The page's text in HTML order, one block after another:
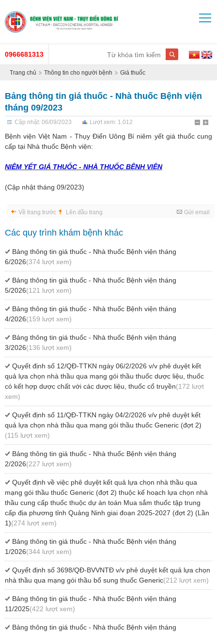
0966681313
Trang chủ Thông tin cho người bệnh Giá thuốc
Bảng thông tin giá thuốc - Nhà thuốc Bệnh viện
tháng 09/2023
Cập nhật: 06/09/2023 Lượt xem: 1.012
Bệnh viện Việt Nam - Thụy Điển Uông Bí niêm yết giá thuốc cung
cấp tại Nhà thuốc Bệnh viện:
NIÊM YẾT GIÁ THUỐC - NHÀ THUỐCBỆNH VIỆN
(Cập nhật tháng 09/2023)
Về trang trước Lên đầu trang Gửi email
Các quy trình khám bệnh khác
Bảng thông tin giá thuốc - Nhà thuốc Bệnh viện tháng
6/2026(374 lượt xem)
Bảng thông tin giá thuốc - Nhà thuốc Bệnh viện tháng
5/2026(121 lượt xem)
Bảng thông tin giá thuốc - Nhà thuốc Bệnh viện tháng
4/2026(159 lượt xem)
Bảng thông tin giá thuốc - Nhà thuốc Bệnh viện tháng
3/2026(136 lượt xem)
Quyết định số 12/QĐ-TTKN ngày 06/2/2026 v/v phê duyệt kết
quả lựa chọn nhà thầu qua mạng gói thầu thuốc dược liệu, thuốc
có kết hợp dược chất với các dược liệu, thuốc cổ truyền(172 lượt
xem)
Quyết định số 11/QĐ-TTKN ngày 04/2/2026 v/v phê duyệt kết
quả lựa chọn nhà thầu qua mạng gói thầu thuốc Generic (đợt 2)
(115 lượt xem)
Bảng thông tin giá thuốc - Nhà thuốc Bệnh viện tháng
2/2026(227 lượt xem)
Quyết định về việc phê duyệt kết quả lựa chọn nhà thầu qua
mạng gói thầu thuốc Generic (đợt 2) thuộc kế hoạch lựa chọn nhà
thầu cung cấp thuốc thuộc dự án toán Mua sắm thuốc tập trung
cấp địa phương tỉnh Quảng Ninh giai đoạn 2025-2027 (đợt 2) (Lần
1)(274 lượt xem)
Bảng thông tin giá thuốc - Nhà thuốc Bệnh viện tháng
1/2026(344 lượt xem)
Quyết định số 3698/QĐ-BVVNTĐ v/v phê duyệt kết quả lựa chọn
nhà thầu qua mạng gói thầu bổ sung thuốc Generic(212 lượt xem)
Bảng thông tin giá thuốc - Nhà thuốc Bệnh viện tháng
11/2025(422 lượt xem)
Bảng thông tin giá thuốc - Nhà thuốc Bệnh viện tháng